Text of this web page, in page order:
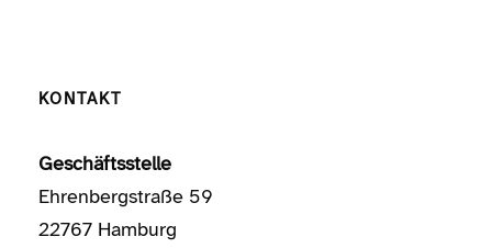
KONTAKT
Geschäftsstelle
Ehrenbergstraße 59
22767 Hamburg